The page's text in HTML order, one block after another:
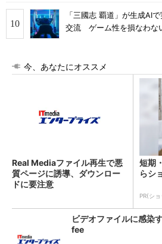
「三國志 覇道」が生成AI
交流 ゲーム性を損なわな
今、あなたにオススメ
Real Mediaファイル再生で悪
質ページに誘導、ダウンロー
ドに要注意
短期
らシ
PR(シ
ビデオファイルに感
fee